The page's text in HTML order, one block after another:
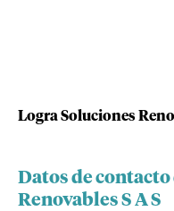
Logra Soluciones
Datos de
Renovables S A S